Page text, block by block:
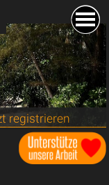
registrieren